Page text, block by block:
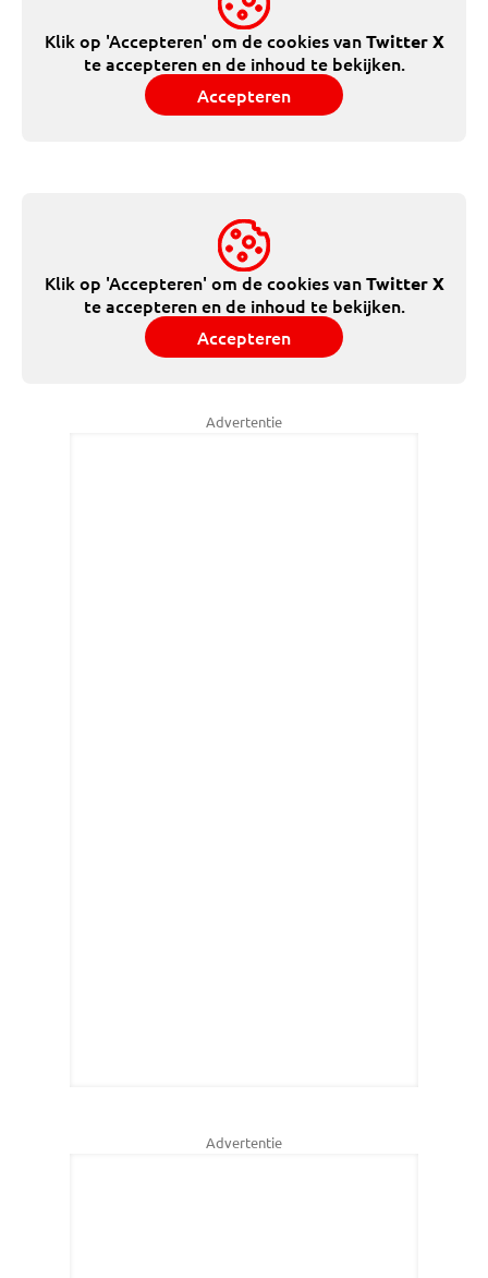
Klik op 'Accepteren' om de cookies vanTwitter X
te accepteren en de inhoud te bekijken.
Accepteren
Klik op 'Accepteren' om de cookies vanTwitter X
te accepteren en de inhoud te bekijken.
Accepteren
Advertentie
Advertentie